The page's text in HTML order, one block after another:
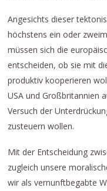
Angesichts dieser
höchstens ein oder
müssen sich die
entscheiden, ob sie mit
produktiv kooperieren
USA und Großbritannien
Versuch der
zusteuern wollen.
Mit der Entscheidung
zugleich unsere
wir als vernunftbegabte